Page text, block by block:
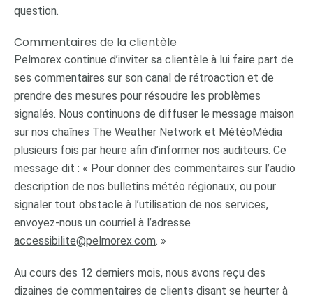
question.
Commentaires de la clientèle
Pelmorex continue d’inviter sa clientèle à lui faire part de
ses commentaires sur son canal de rétroaction et de
prendre des mesures pour résoudre les problèmes
signalés. Nous continuons de diffuser le message maison
sur nos chaînes The Weather Network et MétéoMédia
plusieurs fois par heure afin d’informer nos auditeurs. Ce
message dit : « Pour donner des commentaires sur l’audio
description de nos bulletins météo régionaux, ou pour
signaler tout obstacle à l’utilisation de nos services,
envoyez-nous un courriel à l’adresse
accessibilite@pelmorex.com. »
Au cours des 12 derniers mois, nous avons reçu des
dizaines de commentaires de clients disant se heurter à